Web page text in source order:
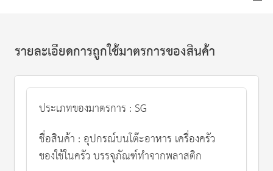
รายละเอียดการถูกใช้มาตรการของสินค้า
ประเภทของมาตรการ : SG
ชื่อสินค้า : อุปกรณ์บนโต๊ะอาหาร เครื่องครัว
ของใช้ในครัว บรรจุภัณฑ์ทำจากพลาสติก